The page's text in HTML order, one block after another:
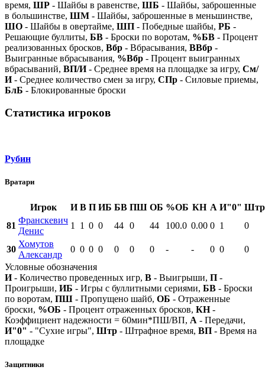
время, ШР - Шайбы в равенстве, ШБ - Шайбы, заброшенные
в большинстве, ШМ - Шайбы, заброшенные в меньшинстве,
ШО - Шайбы в овертайме, ШП - Победные шайбы, РБ -
Решающие буллиты, БВ - Броски по воротам, %БВ - Процент
реализованных бросков, Вбр - Вбрасывания, ВВбр -
Выигранные вбрасывания, %Вбр - Процент выигранных
вбрасываний, ВП/И- Среднее время на площадке за игру, См/
И- Среднее количество смен за игру, СПр - Силовые приемы,
БлБ - Блокированные броски
Статистика игроков
Рубин
Вратари
Игрок И В П ИБ БВ ПШ ОБ %ОБ КН А И"0" Штр
81
Франскевич
Денис
1 1 0 0 44 0 44 100.0 0.00 0 1 0
30
Хомутов
Александр
0 0 0 0 0 0 0 - - 0 0
0
Условные обозначения
И- Количество проведенных игр, В - Выигрыши, П -
Проигрыши, ИБ - Игры с буллитными сериями, БВ - Броски
по воротам, ПШ - Пропущено шайб, ОБ - Отраженные
броски, %ОБ - Процент отраженных бросков, КН-
Коэффициент надежности = 60мин*ПШ/ВП, А - Передачи,
И"0" - "Сухие игры", Штр - Штрафное время, ВП - Время на
площадке
Защитники